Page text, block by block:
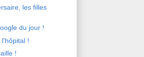
les filles
du jour !
l'hôpital !
!